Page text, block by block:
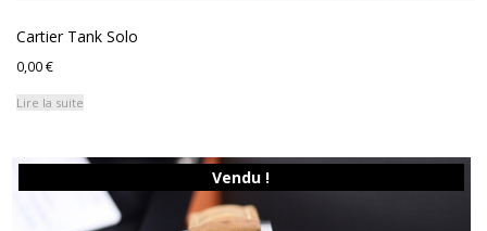
Cartier Tank Solo
0,00€
Lire la suite
Vendu !